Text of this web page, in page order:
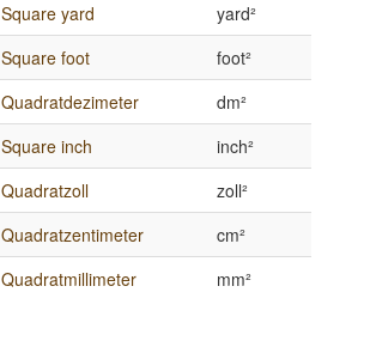
Square yard
yard²
Square foot
foot²
Quadratdezimeter
dm²
Square inch
inch²
Quadratzoll
zoll²
Quadratzentimeter
cm²
Quadratmillimeter
mm²